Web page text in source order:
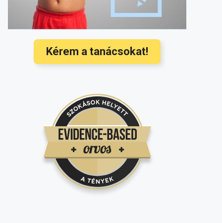
baba? Ezek a legújabb nemzetközi
orvosi ajánlások
megelőzése a legújabb nemzetközi
ajánlások alapján(3350)
Kérem a tanácsokat!